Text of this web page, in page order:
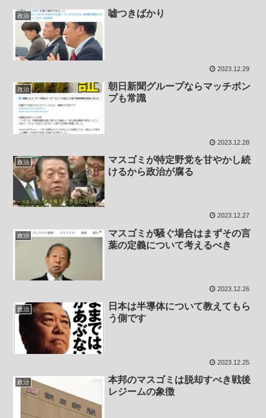
政治 嘘つきばかり
2023.12.29
政治
朝日新聞グループならマッチポン
プも常識
2023.12.28
政治
マスゴミが特定野党を甘やかし続
けるから政治が腐る
2023.12.27
政治
マスゴミが騒ぐ場合はまずその言
葉の定義について考えるべき
2023.12.26
政治
日本は半導体について教えてもら
う側です
2023.12.25
政治
本邦のマスゴミは脱却すべき戦後
レジームの象徴